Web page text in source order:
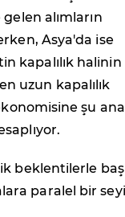
alımların
Asya'da ise
kapalılık halinin
uzun kapalılık
şu ana
beklentilerle
paralel bir